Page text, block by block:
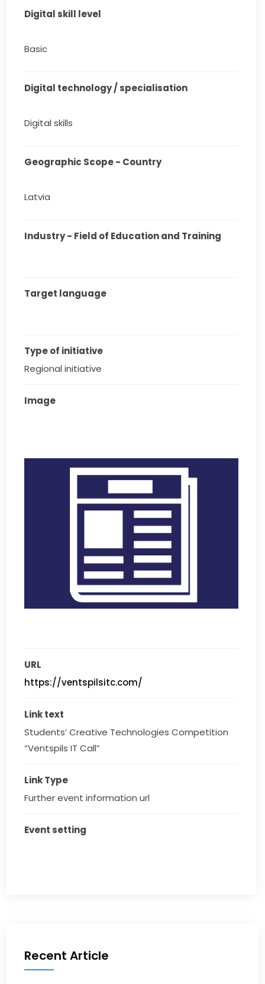
Digital skill level
Basic
Digital technology / specialisation
Digital skills
Geographic Scope - Country
Latvia
Industry - Field of Education and Training
Target language
Type of initiative
Regional initiative
Image
URL
https://ventspilsitc.com/
Link text
Students’ Creative Technologies Competition
“Ventspils IT Call”
Link Type
Further event information url
Event setting
Recent Article